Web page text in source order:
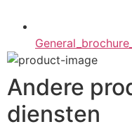
Andere
diensten